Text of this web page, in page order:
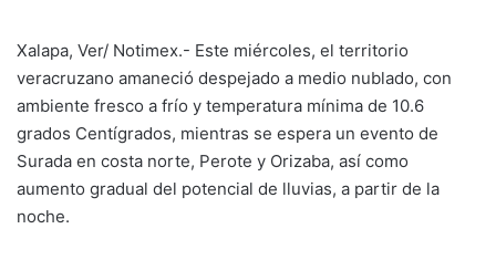
Xalapa, Ver/ Notimex.- Este miércoles, el territorio
veracruzano amaneció despejado a medio nublado, con
ambiente fresco a frío y temperatura mínima de 10.6
grados Centígrados, mientras se espera un evento de
Surada en costa norte, Perote y Orizaba, así como
aumento gradual del potencial de lluvias, a partir de la
noche.